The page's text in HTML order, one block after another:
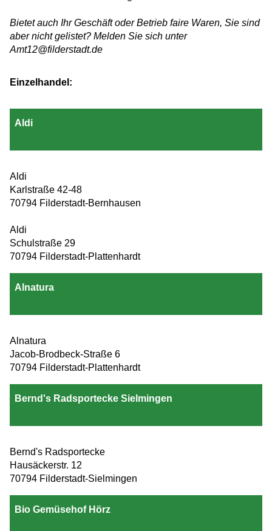
Bietet auch Ihr Geschäft oder Betrieb faire Waren, Sie sind
aber nicht gelistet? Melden Sie sich unter
Amt12@filderstadt.de
Einzelhandel:
Aldi
Aldi
Karlstraße 42-48
70794 Filderstadt-Bernhausen
Aldi
Schulstraße 29
70794 Filderstadt-Plattenhardt
Alnatura
Alnatura
Jacob-Brodbeck-Straße 6
70794 Filderstadt-Plattenhardt
Bernd's Radsportecke Sielmingen
Bernd's Radsportecke
Hausäckerstr. 12
70794 Filderstadt-Sielmingen
Bio Gemüsehof Hörz